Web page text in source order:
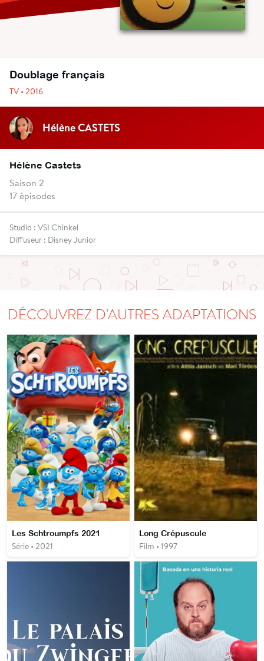
Doublage français
TV • 2016
Hélène CASTETS
Hélène Castets
Saison 2
17 épisodes
Studio : VSI Chinkel
Diffuseur : Disney Junior
DÉCOUVREZ D'AUTRES ADAPTATIONS
Les Schtroumpfs 2021
Série • 2021
Long Crépuscule
Film • 1997